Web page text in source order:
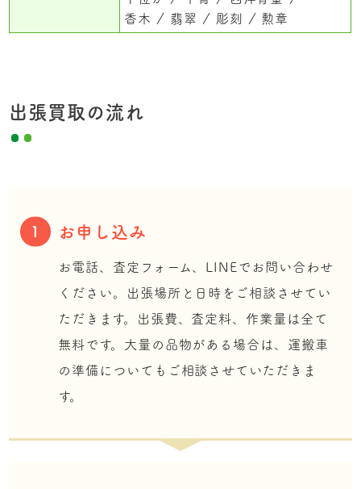
香木
翡翠 彫刻 勲章
出張買取の流れ
1 お申し込み
お電話、査定フォーム、LINEでお問い合わせ
ください。出張場所と日時をご相談させてい
ただきます。出張費、査定料、作業量は全て
無料です。大量の品物がある場合は、運搬車
の準備についてもご相談させていただきま
す。